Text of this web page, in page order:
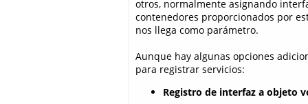
otros, normalmente asignando
contenedores proporcionados por
nos llega como parámetro.
Aunque hay algunas opciones
para registrar servicios:
Registro de interfaz a objeto